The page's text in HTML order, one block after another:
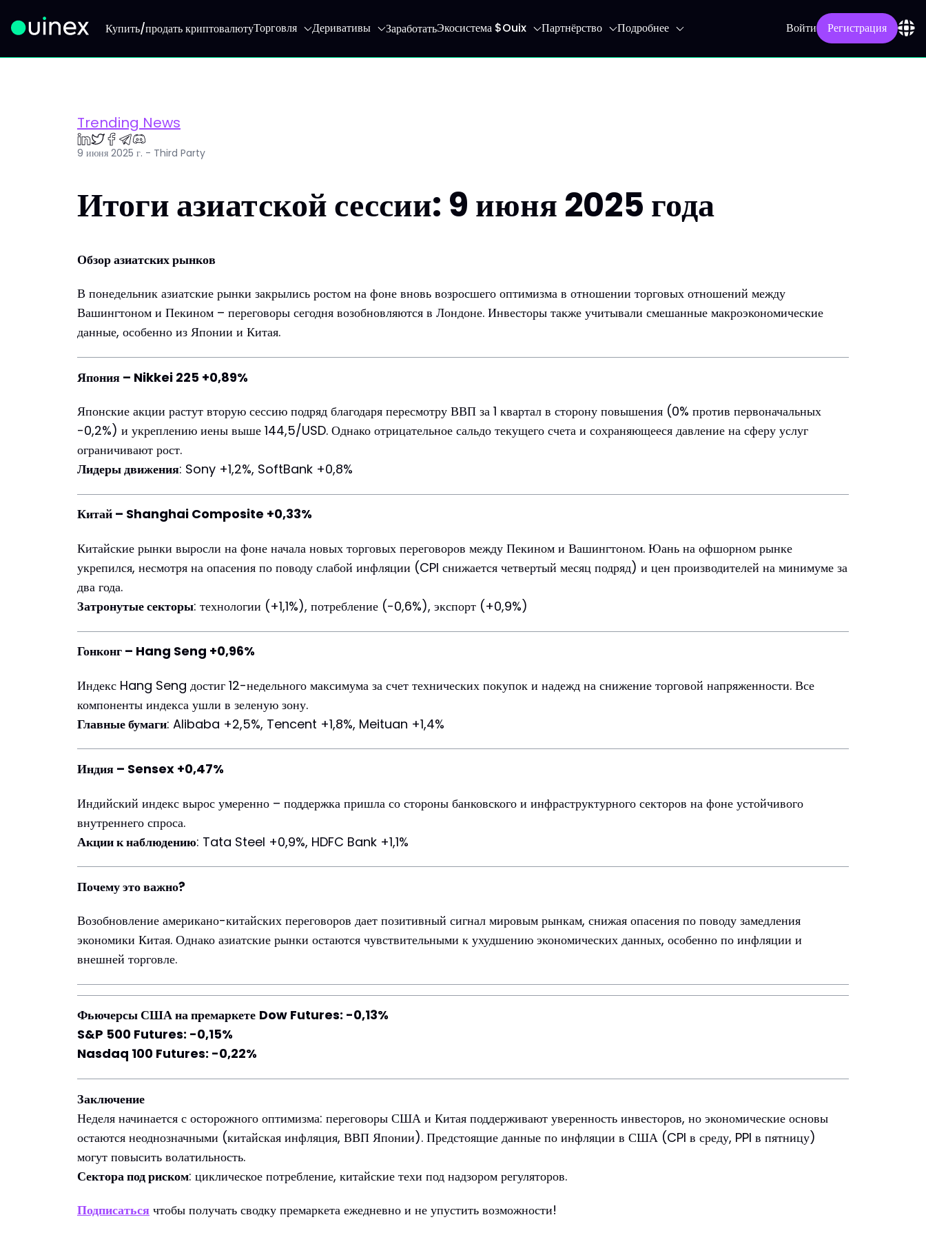
Купить/продать криптовалютуТорговля Деривативы ЗаработатьЭкосистема $Ouix Партнёрство Подробнее Войти Регистрация
Trending News
9 июня 2025 г. - Third Party
Итоги азиатской сессии: 9 июня 2025 года
Обзор азиатских рынков
В понедельник азиатские рынки закрылись ростом на фоне вновь возросшего оптимизма в отношении торговых отношений между
Вашингтоном и Пекином – переговоры сегодня возобновляются в Лондоне. Инвесторы также учитывали смешанные макроэкономические
данные, особенно из Японии и Китая.
Япония – Nikkei 225 +0,89%
Японские акции растут вторую сессию подряд благодаря пересмотру ВВП за 1 квартал в сторону повышения (0% против первоначальных
-0,2%) и укреплению иены выше 144,5/USD. Однако отрицательное сальдо текущего счета и сохраняющееся давление на сферу услуг
ограничивают рост.
Лидеры движения: Sony +1,2%, SoftBank +0,8%
Китай – Shanghai Composite +0,33%
Китайские рынки выросли на фоне начала новых торговых переговоров между Пекином и Вашингтоном. Юань на офшорном рынке
укрепился, несмотря на опасения по поводу слабой инфляции (CPI снижается четвертый месяц подряд) и цен производителей на минимуме за
два года.
Затронутые секторы: технологии (+1,1%), потребление (-0,6%), экспорт (+0,9%)
Гонконг – Hang Seng +0,96%
Индекс Hang Seng достиг 12-недельного максимума за счет технических покупок и надежд на снижение торговой напряженности. Все
компоненты индекса ушли в зеленую зону.
Главные бумаги: Alibaba +2,5%, Tencent +1,8%, Meituan +1,4%
Индия – Sensex +0,47%
Индийский индекс вырос умеренно – поддержка пришла со стороны банковского и инфраструктурного секторов на фоне устойчивого
внутреннего спроса.
Акции к наблюдению: Tata Steel +0,9%, HDFC Bank +1,1%
Почему это важно?
Возобновление американо-китайских переговоров дает позитивный сигнал мировым рынкам, снижая опасения по поводу замедления
экономики Китая. Однако азиатские рынки остаются чувствительными к ухудшению экономических данных, особенно по инфляции и
внешней торговле.
Фьючерсы США на премаркете Dow Futures: -0,13%
S&P 500 Futures: -0,15%
Nasdaq 100 Futures: -0,22%
Заключение
Неделя начинается с осторожного оптимизма: переговоры США и Китая поддерживают уверенность инвесторов, но экономические основы
остаются неоднозначными (китайская инфляция, ВВП Японии). Предстоящие данные по инфляции в США (CPI в среду, PPI в пятницу)
могут повысить волатильность.
Сектора под риском: циклическое потребление, китайские техи под надзором регуляторов.
Подписаться чтобы получать сводку премаркета ежедневно и не упустить возможности!